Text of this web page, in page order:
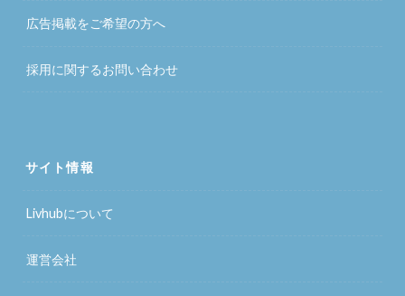
広告掲載をご希望の方へ
採用に関するお問い合わせ
サイト情報
Livhubについて
運営会社